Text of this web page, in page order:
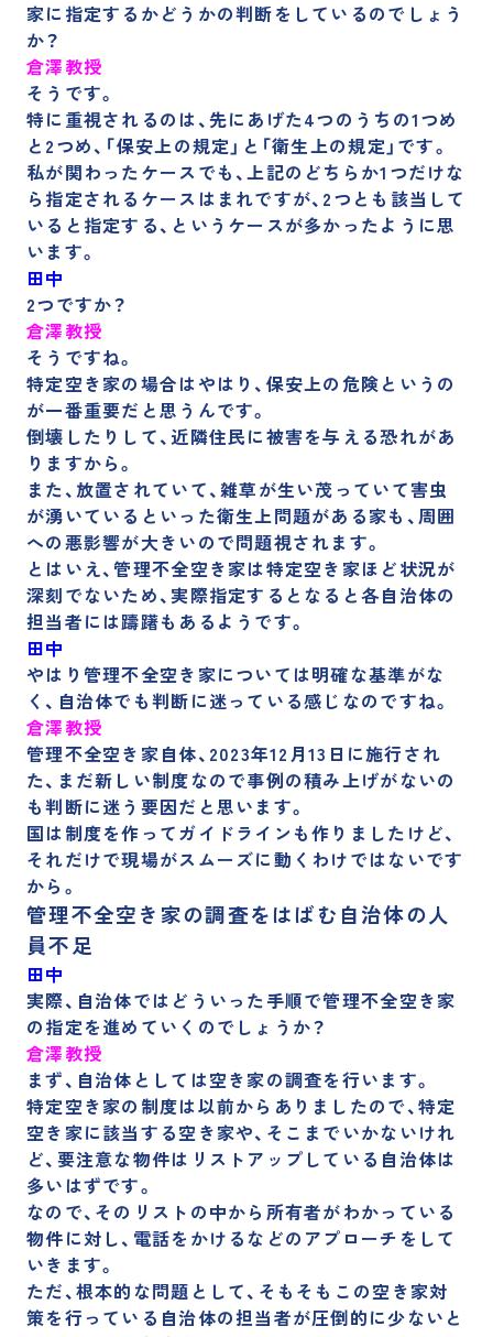
家に指定するかどうかの判断をしているのでしょう
か？
倉澤教授
そうです。
特に重視されるのは、先にあげた4つのうちの1つめ
と2つめ、「保安上の規定」と「衛生上の規定」です。
私が関わったケースでも、上記のどちらか1つだけな
ら指定されるケースはまれですが、2つとも該当して
いると指定する、というケースが多かったように思
います。
田中
2つですか？
倉澤教授
そうですね。
特定空き家の場合はやはり、保安上の危険というの
が一番重要だと思うんです。
倒壊したりして、近隣住民に被害を与える恐れがあ
りますから。
また、放置されていて、雑草が生い茂っていて害虫
が湧いているといった衛生上問題がある家も、周囲
への悪影響が大きいので問題視されます。
とはいえ、管理不全空き家は特定空き家ほど状況が
深刻でないため、実際指定するとなると各自治体の
担当者には躊躇もあるようです。
田中
やはり管理不全空き家については明確な基準がな
く、自治体でも判断に迷っている感じなのですね。
倉澤教授
管理不全空き家自体、2023年12月13日に施行され
た、まだ新しい制度なので事例の積み上げがないの
も判断に迷う要因だと思います。
国は制度を作ってガイドラインも作りましたけど、
それだけで現場がスムーズに動くわけではないです
から。
管理不全空き家の調査をはばむ自治体の人
員不足
田中
実際、自治体ではどういった手順で管理不全空き家
の指定を進めていくのでしょうか？
倉澤教授
まず、自治体としては空き家の調査を行います。
特定空き家の制度は以前からありましたので、特定
空き家に該当する空き家や、そこまでいかないけれ
ど、要注意な物件はリストアップしている自治体は
多いはずです。
なので、そのリストの中から所有者がわかっている
物件に対し、電話をかけるなどのアプローチをして
いきます。
ただ、根本的な問題として、そもそもこの空き家対
策を行っている自治体の担当者が圧倒的に少ない と